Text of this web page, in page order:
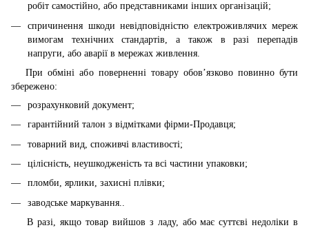
робіт самостійно, або представниками інших організацій;
спричинення шкоди невідповідністю електроживлячих мереж
вимогам технічних стандартів, а також в разі перепадів
напруги, або аварії в мережах живлення.
При обміні або поверненні товару обов’язково повинно бути
збережено:
розрахунковий документ;
гарантійний талон з відмітками фірми-Продавця;
товарний вид, споживчі властивості;
цілісність, неушкодженість та всі частини упаковки;
пломби, ярлики, захисні плівки;
заводське маркування..
В разі, якщо товар вийшов з ладу, або має суттєві недоліки в